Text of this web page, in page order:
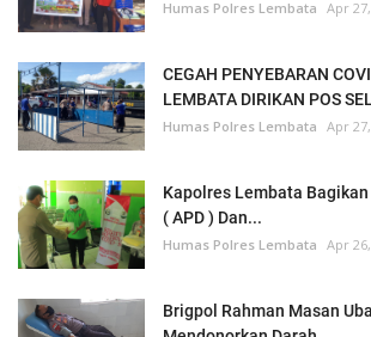
Humas Polres Lembata Apr
CEGAH PENYEBARAN
LEMBATA DIRIKAN POS
Humas Polres Lembata Apr
Kapolres Lembata
( APD ) Dan...
Humas Polres Lembata Apr
Brigpol Rahman Masan